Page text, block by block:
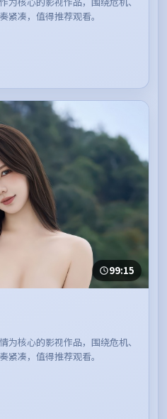
紧凑，值得推荐观看。
99:15
核心的影视作品，围绕危机、
紧凑，值得推荐观看。